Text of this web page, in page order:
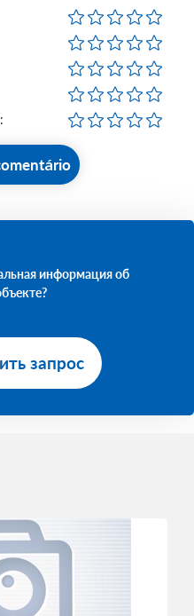
информация об
запрос